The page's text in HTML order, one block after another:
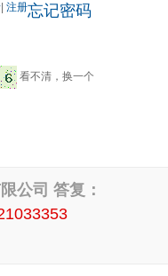
注册忘记密码
看不清，换一个
公司 答复：